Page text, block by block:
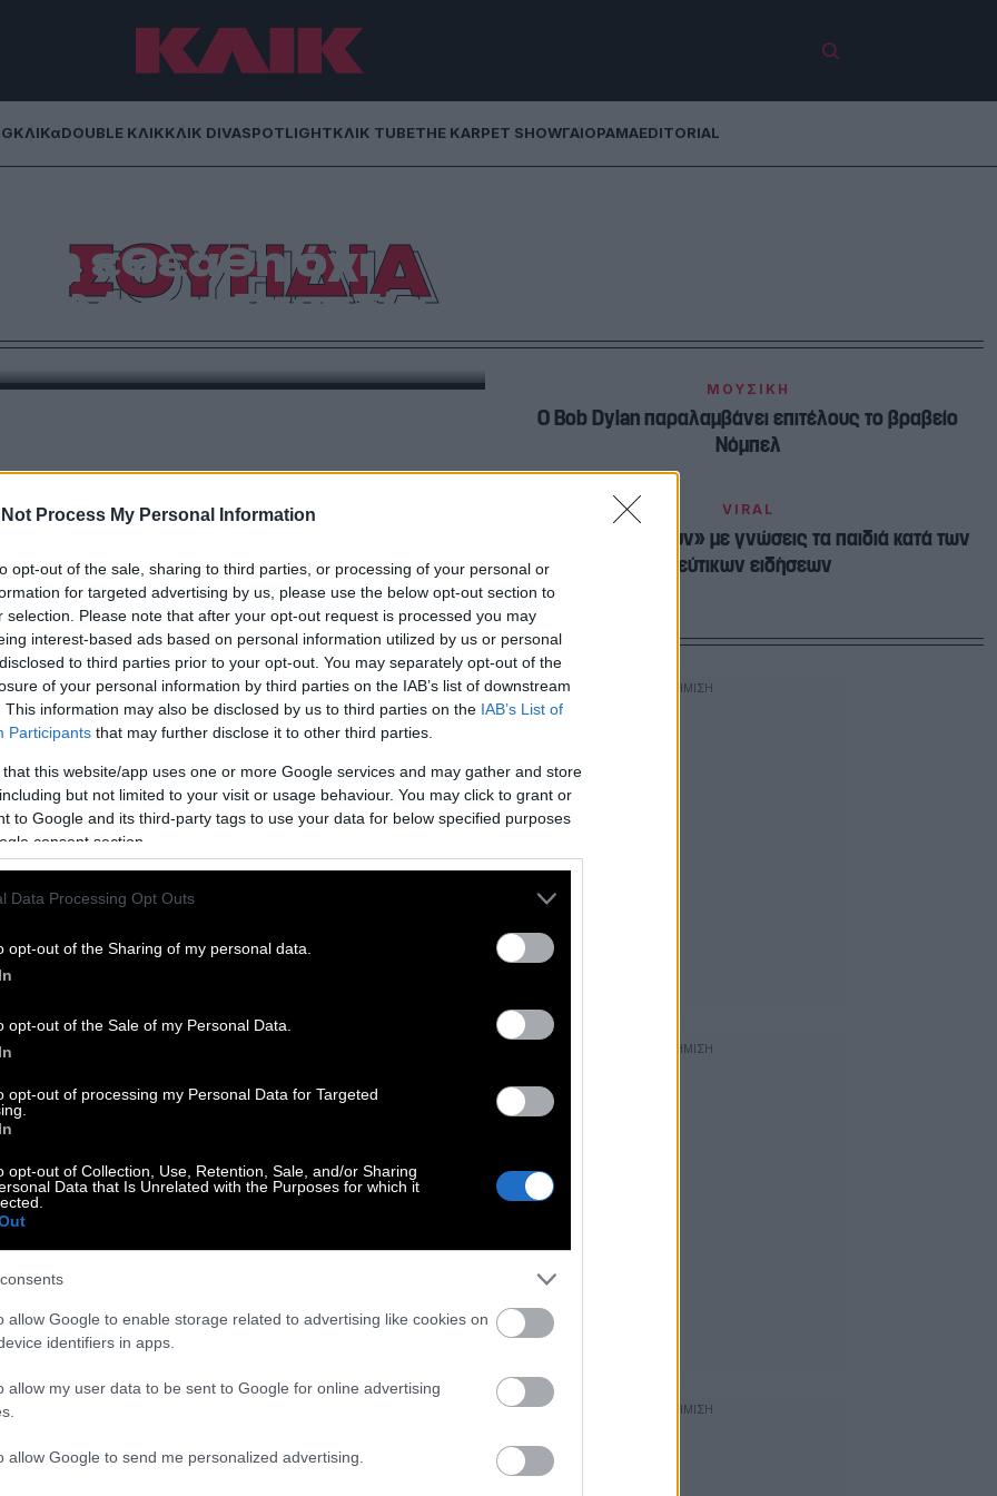
Not Process My Personal Information
opt-out of the sale, sharing to third parties, or processing of your personal or
for targeted advertising by us, please use the below opt-out section to
selection. Please note that after your opt-out request is processed you may
interest-based ads based on personal information utilized by us or personal
to third parties prior to your opt-out. You may separately opt-out of the
of your personal information by third parties on the IAB’s list of downstream
This information may also be disclosed by us to third parties on the IAB’s List of
Participants that may further disclose it to other third parties.
that this website/app uses one or more Google services and may gather and store
but not limited to your visit or usage behaviour. You may click to grant or
to Google and its third-party tags to use your data for below specified purposes
consent section.
Data Processing Opt Outs
opt-out of the Sharing of my personal data.
opt-out of the Sale of my Personal Data.
opt-out of processing my Personal Data for Targeted
opt-out of Collection, Use, Retention, Sale, and/or Sharing
Data that Is Unrelated with the Purposes for which it
allow Google to enable storage related to advertising like cookies on
identifiers in apps.
allow my user data to be sent to Google for online advertising
allow Google to send me personalized advertising.
ΚΛΙΚαDOUBLE ΚΛΙΚΚΛΙΚ DIVASPOTLIGHTΚΛΙΚ TUBETHE KARPET SHOWΓΑΙΟΡΑΜΑEDITORIAL
ΣΟΥΗΔΙΑ
εθεάθη όχι
στη Σουηδία
Φαραζή
ΜΟΥΣΙΚΗ
Ο Bob Dylan παραλαμβάνει επιτέλους το βραβείο
Νόμπελ
VIRAL
Σουηδία: «Οπλίζουν» με γνώσεις τα παιδιά κατά των
ψεύτικων ειδήσεων
για να κάνεις… sex
που να ορίζει στους εργαζομένους ότι μπορούν να
για να κάνουν… sex. Από την Ηλιάνα Φασόλη.
: Μην πληρώνετε φόρους!
βρίσκεται η κυβέρνηση στη Σουηδία, καθώς,
που έδωσε στη δημοσιότητα την Τετάρτη, συλλέγει
πολίτες
ξενοδοχείο είναι αυτό
αυτό και γίνεται και ξενοδοχείο. Από την Ηλιάνα
«μυρίσει» καπνό
τους δρόμους της χώρας με μια διαφήμιση που…
την Ηλιάνα Φασόλη.
για 6ωρο
περί 6ωρης εργασίας καθώς τα έξοδα υπερβαίνουν